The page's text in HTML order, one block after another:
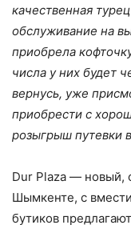
качественная
обслуживание на
приобрела
числа у них будет
вернусь, уже
приобрести с
розыгрыш путевки
Dur Plaza — новый,
Шымкенте, с
бутиков